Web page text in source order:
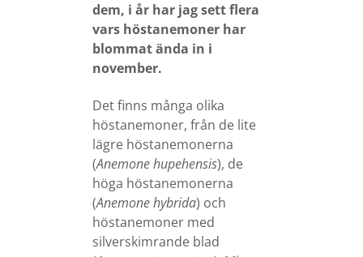
dem, i år har jag sett flera
vars höstanemoner har
blommat ända in i
november.
Det finns många olika
höstanemoner, från de lite
lägre höstanemonerna
(Anemone hupehensis), de
höga höstanemonerna
(Anemone hybrida) och
höstanemoner med
silverskimrande blad